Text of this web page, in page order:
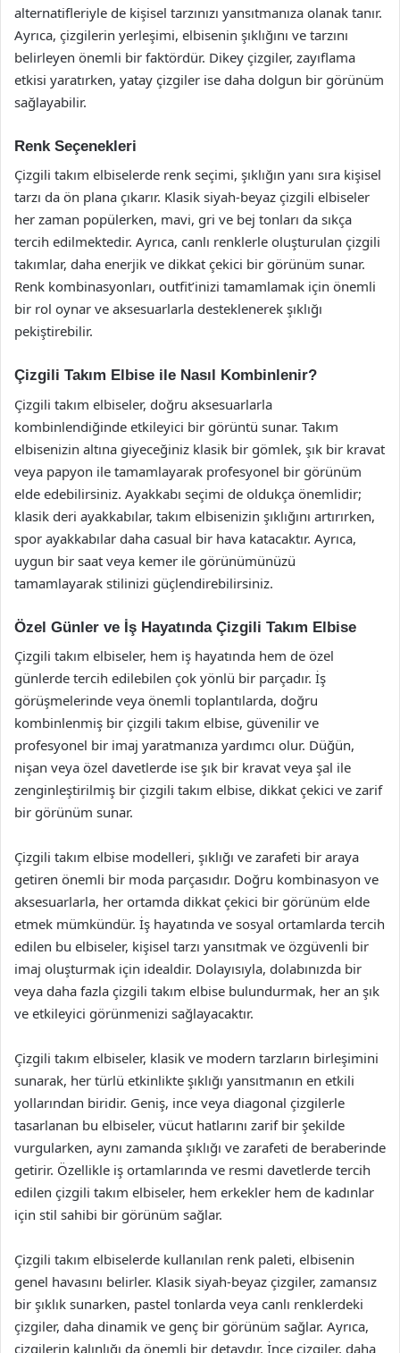
alternatifleriyle de kişisel tarzınızı yansıtmanıza olanak tanır.
Ayrıca, çizgilerin yerleşimi, elbisenin şıklığını ve tarzını
belirleyen önemli bir faktördür. Dikey çizgiler, zayıflama
etkisi yaratırken, yatay çizgiler ise daha dolgun bir görünüm
sağlayabilir.
Renk Seçenekleri
Çizgili takım elbiselerde renk seçimi, şıklığın yanı sıra kişisel
tarzı da ön plana çıkarır. Klasik siyah-beyaz çizgili elbiseler
her zaman popülerken, mavi, gri ve bej tonları da sıkça
tercih edilmektedir. Ayrıca, canlı renklerle oluşturulan çizgili
takımlar, daha enerjik ve dikkat çekici bir görünüm sunar.
Renk kombinasyonları, outfit’inizi tamamlamak için önemli
bir rol oynar ve aksesuarlarla desteklenerek şıklığı
pekiştirebilir.
Çizgili Takım Elbise ile Nasıl Kombinlenir?
Çizgili takım elbiseler, doğru aksesuarlarla
kombinlendiğinde etkileyici bir görüntü sunar. Takım
elbisenizin altına giyeceğiniz klasik bir gömlek, şık bir kravat
veya papyon ile tamamlayarak profesyonel bir görünüm
elde edebilirsiniz. Ayakkabı seçimi de oldukça önemlidir;
klasik deri ayakkabılar, takım elbisenizin şıklığını artırırken,
spor ayakkabılar daha casual bir hava katacaktır. Ayrıca,
uygun bir saat veya kemer ile görünümünüzü
tamamlayarak stilinizi güçlendirebilirsiniz.
Özel Günler ve İş Hayatında Çizgili Takım Elbise
Çizgili takım elbiseler, hem iş hayatında hem de özel
günlerde tercih edilebilen çok yönlü bir parçadır. İş
görüşmelerinde veya önemli toplantılarda, doğru
kombinlenmiş bir çizgili takım elbise, güvenilir ve
profesyonel bir imaj yaratmanıza yardımcı olur. Düğün,
nişan veya özel davetlerde ise şık bir kravat veya şal ile
zenginleştirilmiş bir çizgili takım elbise, dikkat çekici ve zarif
bir görünüm sunar.
Çizgili takım elbise modelleri, şıklığı ve zarafeti bir araya
getiren önemli bir moda parçasıdır. Doğru kombinasyon ve
aksesuarlarla, her ortamda dikkat çekici bir görünüm elde
etmek mümkündür. İş hayatında ve sosyal ortamlarda tercih
edilen bu elbiseler, kişisel tarzı yansıtmak ve özgüvenli bir
imaj oluşturmak için idealdir. Dolayısıyla, dolabınızda bir
veya daha fazla çizgili takım elbise bulundurmak, her an şık
ve etkileyici görünmenizi sağlayacaktır.
Çizgili takım elbiseler, klasik ve modern tarzların birleşimini
sunarak, her türlü etkinlikte şıklığı yansıtmanın en etkili
yollarından biridir. Geniş, ince veya diagonal çizgilerle
tasarlanan bu elbiseler, vücut hatlarını zarif bir şekilde
vurgularken, aynı zamanda şıklığı ve zarafeti de beraberinde
getirir. Özellikle iş ortamlarında ve resmi davetlerde tercih
edilen çizgili takım elbiseler, hem erkekler hem de kadınlar
için stil sahibi bir görünüm sağlar.
Çizgili takım elbiselerde kullanılan renk paleti, elbisenin
genel havasını belirler. Klasik siyah-beyaz çizgiler, zamansız
bir şıklık sunarken, pastel tonlarda veya canlı renklerdeki
çizgiler, daha dinamik ve genç bir görünüm sağlar. Ayrıca,
çizgilerin kalınlığı da önemli bir detaydır. İnce çizgiler, daha